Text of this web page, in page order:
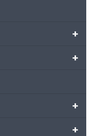
+
+
+
+